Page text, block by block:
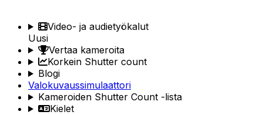
Video- ja audietyökalut
Uusi
Vertaa kameroita
Korkein Shutter count
Blogi
Valokuvaussimulaattori
Kameroiden Shutter Count -lista
Kielet